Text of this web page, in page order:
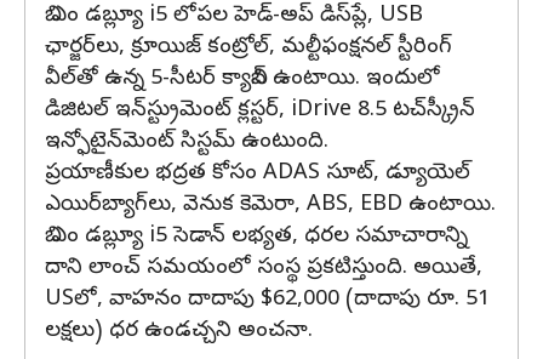
బి ఎం డబ్ల్యూ i5 లోపల హెడ్-అప్ డిస్‌ప్లే, USB
ఛార్జర్‌లు, క్రూయిజ్ కంట్రోల్, మల్టీఫంక్షనల్ స్టీరింగ్
వీల్‌తో ఉన్న 5-సీటర్ క్యాబిన్‌ ఉంటాయి. ఇందులో
డిజిటల్ ఇన్‌స్ట్రుమెంట్ క్లస్టర్, iDrive 8.5 టచ్‌స్క్రీన్
ఇన్ఫోటైన్‌మెంట్ సిస్టమ్ ఉంటుంది.
ప్రయాణీకుల భద్రత కోసం ADAS సూట్, డ్యూయెల్
ఎయిర్‌బ్యాగ్‌లు, వెనుక కెమెరా, ABS, EBD ఉంటాయి.
బి ఎం డబ్ల్యూ i5 సెడాన్ లభ్యత, ధరల సమాచారాన్ని
దాని లాంచ్ సమయంలో సంస్థ ప్రకటిస్తుంది. అయితే,
USలో, వాహనం దాదాపు $62,000 (దాదాపు రూ. 51
లక్షలు) ధర ఉండచ్చని అంచనా.